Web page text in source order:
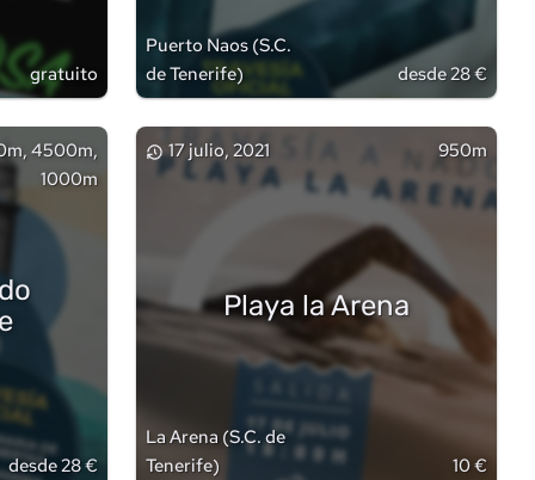
gratuito
Puerto Naos (S.C.
de Tenerife) desde 28 €
4500m,
1000m
desde 28 €
17 julio, 2021 950m
Playa la Arena
La Arena (S.C. de
Tenerife) 10 €